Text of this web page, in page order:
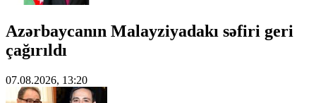
Azərbaycanın Malayziyadakı səfiri geri
çağırıldı
07.08.2026, 13:20